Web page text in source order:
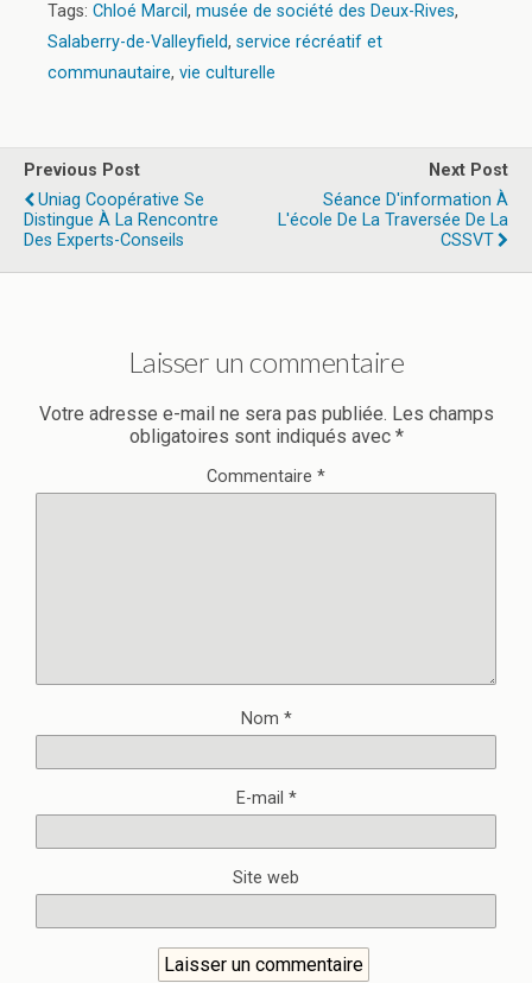
Tags: Chloé Marcil , musée de société des Deux-Rives,
Salaberry-de-Valleyfield, service récréatif et
communautaire, vie culturelle
Previous Post
Uniag Coopérative Se
Distingue À La Rencontre
Des Experts-Conseils
Next Post
Séance D'information À
L'école De La Traversée De La
CSSVT
Laisser un commentaire
Votre adresse e-mail ne sera pas publiée. Les champs
obligatoires sont indiqués avec *
Commentaire *
Nom *
E-mail *
Site web